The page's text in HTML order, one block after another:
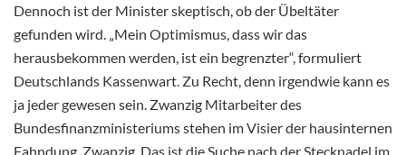
Dennoch ist der Minister skeptisch, ob der Übeltäter
gefunden wird. „Mein Optimismus, dass wir das
herausbekommen werden, ist ein begrenzter“, formuliert
Deutschlands Kassenwart. Zu Recht, denn irgendwie kann es
ja jeder gewesen sein. Zwanzig Mitarbeiter des
Bundesfinanzministeriums stehen im Visier der hausinternen
Fahndung. Zwanzig. Das ist die Suche nach der Stecknadel im